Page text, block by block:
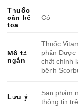
Thuốc
cần kê
toa
Có
Mô tả
ngắn
Thuốc
phần Dược
chất chính
bệnh
Lưu ý
Sản phẩm
thông tin